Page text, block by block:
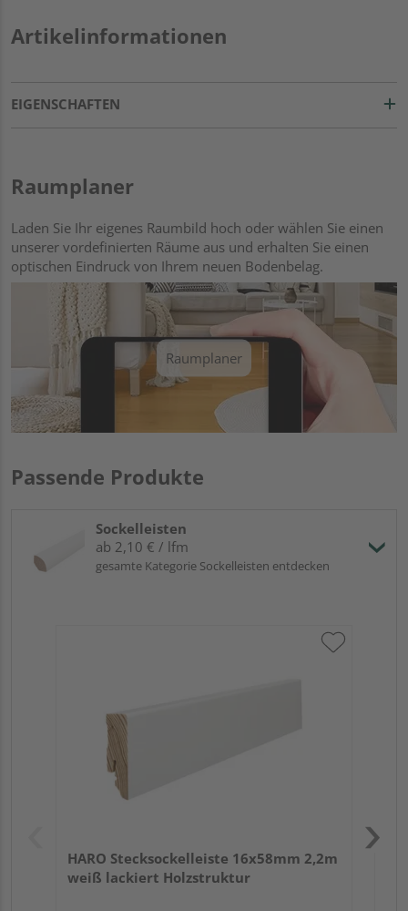
Artikelinformationen
EIGENSCHAFTEN
Raumplaner
Laden Sie Ihr eigenes Raumbild hoch oder wählen Sie einen
unserer vordefinierten Räume aus und erhalten Sie einen
optischen Eindruck von Ihrem neuen Bodenbelag.
Raumplaner
Passende Produkte
Sockelleisten
ab 2,10 € / lfm
gesamte Kategorie Sockelleisten entdecken
HARO Stecksockelleiste 16x58mm 2,2m
weiß lackiert Holzstruktur